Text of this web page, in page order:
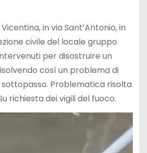
in via Sant’Antonio, in
civile del locale gruppo
per disostruire un
così un problema di
Problematica risolta
richiesta dei vigili del fuoco.